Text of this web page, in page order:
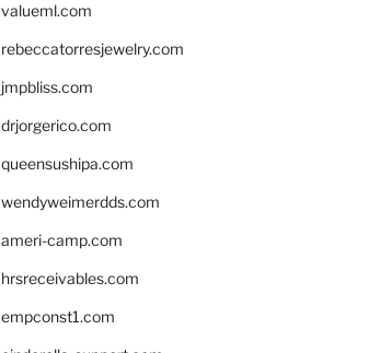
valueml.com
rebeccatorresjewelry.com
jmpbliss.com
drjorgerico.com
queensushipa.com
wendyweimerdds.com
ameri-camp.com
hrsreceivables.com
empconst1.com